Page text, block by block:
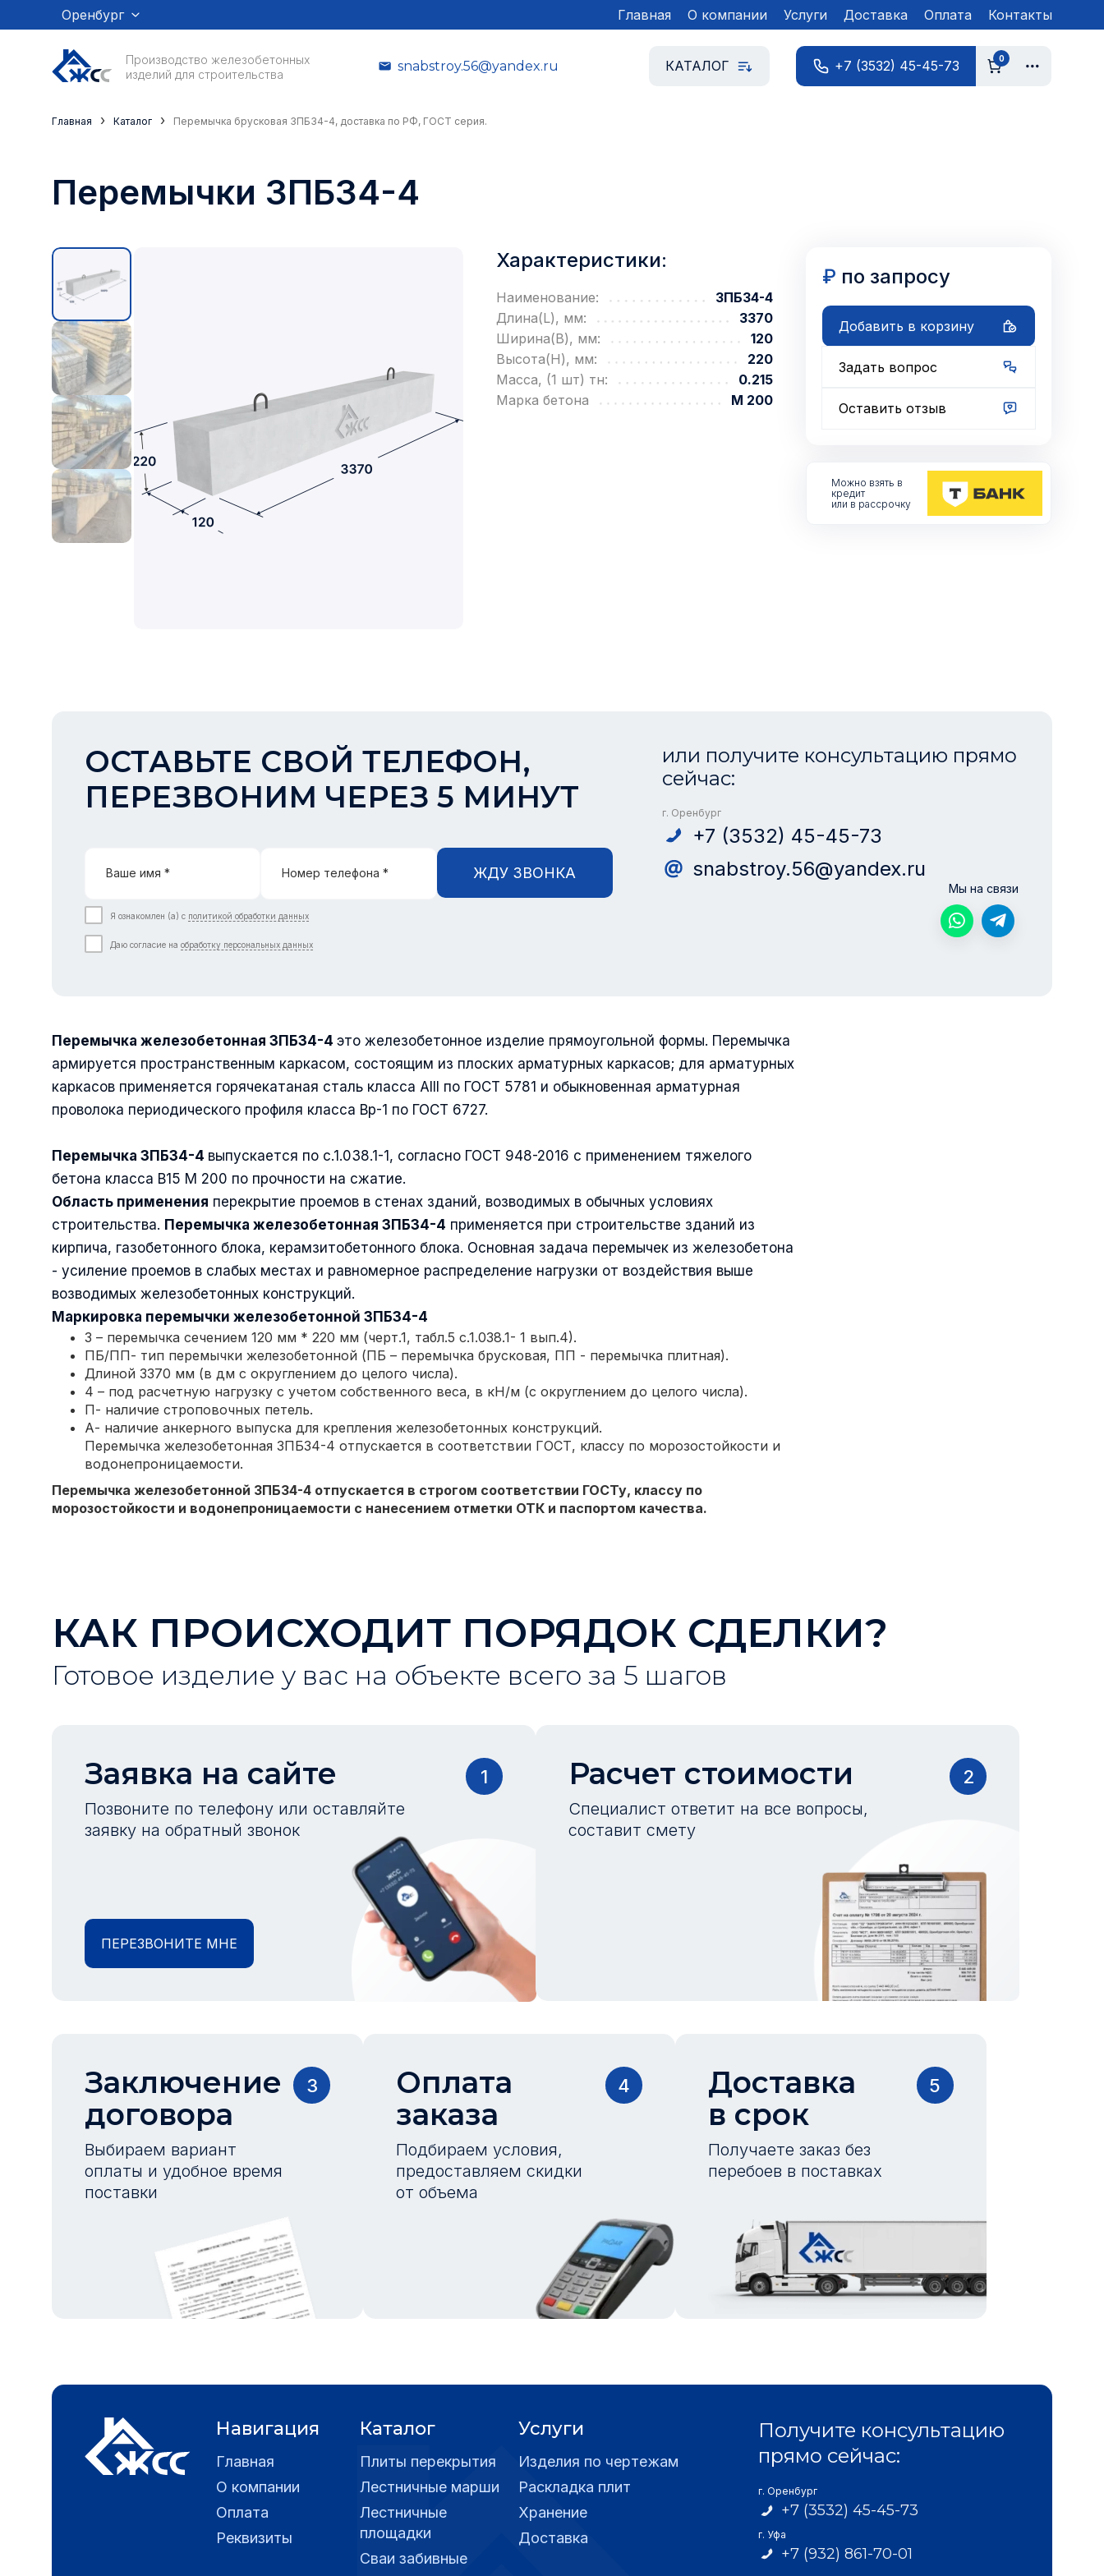
Оренбург Главная О компании Услуги Доставка Оплата Контакты
Производство железобетонных
изделий для строительства
snabstroy.56@yandex.ru КАТАЛОГ +7 (3532) 45-45-73 0
Главная › Каталог › Перемычка брусковая 3ПБ34-4, доставка по РФ, ГОСТ серия.
Перемычки 3ПБ34-4
Характеристики:
Наименование:
3ПБ34-4
Длина(L), мм:
3370
Ширина(B), мм:
120
Высота(H), мм:
220
Масса, (1 шт) тн:
0.215
Марка бетона
М 200
₽ по запросу
Добавить в корзину
Задать вопрос
Оставить отзыв
Можно взять в
кредит
или в рассрочку
ОСТАВЬТЕ СВОЙ ТЕЛЕФОН,
ПЕРЕЗВОНИМ ЧЕРЕЗ 5 МИНУТ
Ваше имя * Номер телефона * ЖДУ ЗВОНКА
Я ознакомлен (а) с политикой обработки данных
Даю согласие на обработку персональных данных
или получите консультацию прямо
сейчас:
г. Оренбург
+7 (3532) 45-45-73
snabstroy.56@yandex.ru
Мы на связи
Перемычка железобетонная 3ПБ34-4 это железобетонное изделие прямоугольной формы. Перемычка
армируется пространственным каркасом, состоящим из плоских арматурных каркасов; для арматурных
каркасов применяется горячекатаная сталь класса АIII по ГОСТ 5781 и обыкновенная арматурная
проволока периодического профиля класса Вр-1 по ГОСТ 6727.
Перемычка 3ПБ34-4 выпускается по с.1.038.1-1, согласно ГОСТ 948-2016 с применением тяжелого
бетона класса В15 М 200 по прочности на сжатие.
Область применения перекрытие проемов в стенах зданий, возводимых в обычных условиях
строительства. Перемычка железобетонная 3ПБ34-4 применяется при строительстве зданий из
кирпича, газобетонного блока, керамзитобетонного блока. Основная задача перемычек из железобетона
- усиление проемов в слабых местах и равномерное распределение нагрузки от воздействия выше
возводимых железобетонных конструкций.
Маркировка перемычки железобетонной 3ПБ34-4
3 – перемычка сечением 120 мм * 220 мм (черт.1, табл.5 с.1.038.1- 1 вып.4).
ПБ/ПП- тип перемычки железобетонной (ПБ – перемычка брусковая, ПП - перемычка плитная).
Длиной 3370 мм (в дм с округлением до целого числа).
4 – под расчетную нагрузку с учетом собственного веса, в кН/м (с округлением до целого числа).
П- наличие строповочных петель.
А- наличие анкерного выпуска для крепления железобетонных конструкций.
Перемычка железобетонная 3ПБ34-4 отпускается в соответствии ГОСТ, классу по морозостойкости и
водонепроницаемости.
Перемычка железобетонной 3ПБ34-4 отпускается в строгом соответствии ГОСТу, классу по
морозостойкости и водонепроницаемости с нанесением отметки ОТК и паспортом качества.
КАК ПРОИСХОДИТ ПОРЯДОК СДЕЛКИ?
Готовое изделие у вас на объекте всего за 5 шагов
Заявка на сайте
Позвоните по телефону или оставляйте
заявку на обратный звонок
1
ПЕРЕЗВОНИТЕ МНЕ
Расчет стоимости
Специалист ответит на все вопросы,
составит смету
2
Заключение
договора
Выбираем вариант
оплаты и удобное время
поставки
3
Оплата
заказа
Подбираем условия,
предоставляем скидки
от объема
4
Доставка
в срок
Получаете заказ без
перебоев в поставках
5
Навигация
Главная
О компании
Оплата
Реквизиты
Каталог
Плиты перекрытия
Лестничные марши
Лестничные
площадки
Сваи забивные
Услуги
Изделия по чертежам
Раскладка плит
Хранение
Доставка
Получите консультацию
прямо сейчас:
г. Оренбург
+7 (3532) 45-45-73
г. Уфа
+7 (932) 861-70-01